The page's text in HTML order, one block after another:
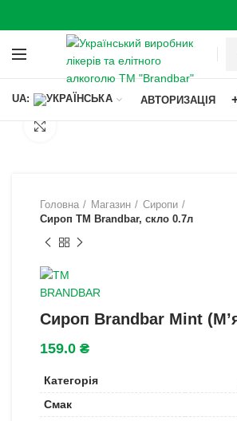
UA: АВТОРИЗАЦІЯ
Головна Магазин
Сиропи
Сироп TM Brandbar, скло 0.7л
Сироп Brandbar Mint
159.0 ₴
Категорія
Смак